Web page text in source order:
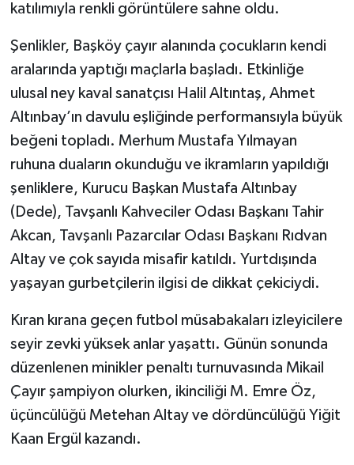
katılımıyla renkli görüntülere sahne oldu.
Şenlikler, Başköy çayır alanında çocukların kendi
aralarında yaptığı maçlarla başladı. Etkinliğe
ulusal ney kaval sanatçısı Halil Altıntaş, Ahmet
Altınbay’ın davulu eşliğinde performansıyla büyük
beğeni topladı. Merhum Mustafa Yılmayan
ruhuna duaların okunduğu ve ikramların yapıldığı
şenliklere, Kurucu Başkan Mustafa Altınbay
(Dede), Tavşanlı Kahveciler Odası Başkanı Tahir
Akcan, Tavşanlı Pazarcılar Odası Başkanı Rıdvan
Altay ve çok sayıda misafir katıldı. Yurtdışında
yaşayan gurbetçilerin ilgisi de dikkat çekiciydi.
Kıran kırana geçen futbol müsabakaları izleyicilere
seyir zevki yüksek anlar yaşattı. Günün sonunda
düzenlenen minikler penaltı turnuvasında Mikail
Çayır şampiyon olurken, ikinciliği M. Emre Öz,
üçüncülüğü Metehan Altay ve dördüncülüğü Yiğit
Kaan Ergül kazandı.